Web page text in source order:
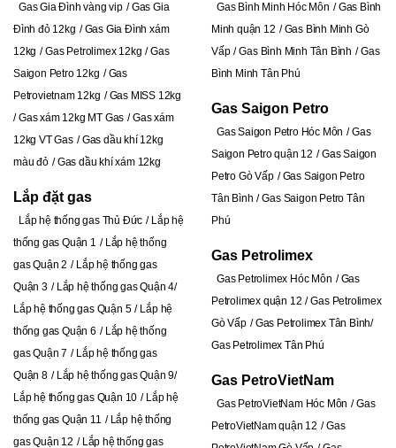
Gas Gia Đình vàng vip
Gas Gia
Đình đỏ 12kg
Gas Gia Đình xám
12kg
Gas Petrolimex 12kg
Gas
Saigon Petro 12kg
Gas
Petrovietnam 12kg
Gas MISS 12kg
Gas xám 12kg MT Gas
Gas xám
12kg VT Gas
Gas dầu khí 12kg
màu đỏ
Gas dầu khí xám 12kg
Lắp đặt gas
Lắp hệ thống gas Thủ Đức
Lắp hệ
thống gas Quận 1
Lắp hệ thống
gas Quận 2
Lắp hệ thống gas
Quận 3
Lắp hệ thống gas Quận 4
Lắp hệ thống gas Quận 5
Lắp hệ
thống gas Quận 6
Lắp hệ thống
gas Quận 7
Lắp hệ thống gas
Quận 8
Lắp hệ thống gas Quận 9
Lắp hệ thống gas Quận 10
Lắp hệ
thống gas Quận 11
Lắp hệ thống
gas Quận 12
Lắp hệ thống gas
Gas Bình Minh Hóc Môn
Gas Bình
Minh quận 12
Gas Bình Minh Gò
Vấp
Gas Bình Minh Tân Bình
Gas
Bình Minh Tân Phú
Gas Saigon Petro
Gas Saigon Petro Hóc Môn
Gas
Saigon Petro quận 12
Gas Saigon
Petro Gò Vấp
Gas Saigon Petro
Tân Bình
Gas Saigon Petro Tân
Phú
Gas Petrolimex
Gas Petrolimex Hóc Môn
Gas
Petrolimex quận 12
Gas Petrolimex
Gò Vấp
Gas Petrolimex Tân Bình
Gas Petrolimex Tân Phú
Gas PetroVietNam
Gas PetroVietNam Hóc Môn
Gas
PetroVietNam quận 12
Gas